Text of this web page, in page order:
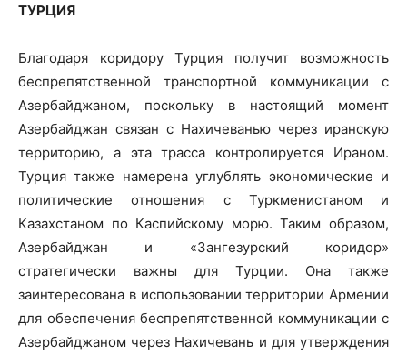
ТУРЦИЯ
Благодаря коридору Турция получит возможность
беспрепятственной транспортной коммуникации с
Азербайджаном, поскольку в настоящий момент
Азербайджан связан с Нахичеванью через иранскую
территорию, а эта трасса контролируется Ираном.
Турция также намерена углублять экономические и
политические отношения с Туркменистаном и
Казахстаном по Каспийскому морю. Таким образом,
Азербайджан и «Зангезурский коридор»
стратегически важны для Турции. Она также
заинтересована в использовании территории Армении
для обеспечения беспрепятственной коммуникации с
Азербайджаном через Нахичевань и для утверждения